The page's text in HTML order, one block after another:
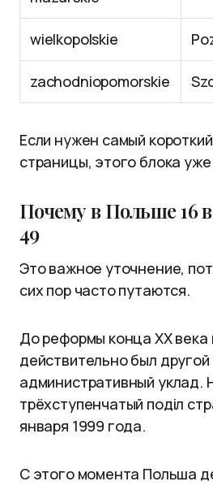
wielkopolskie
zachodniopomorskie
Если нужен самый
страницы, этого блока
Почему в Польше 16
49
Это важное уточнение,
сих пор часто путаются.
До реформы конца XX века
действительно был другой
административный уклад.
трёхступенчатый поділ
января 1999 года.
С этого момента Польша